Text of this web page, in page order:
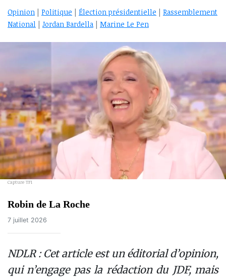
Opinion | Politique | Élection présidentielle | Rassemblement
National | Jordan Bardella| Marine Le Pen
Capture TF1
Robin de La Roche
7 juillet 2026
NDLR : Cet article est un éditorial d’opinion,
qui n’engage pas la rédaction du JDF, mais